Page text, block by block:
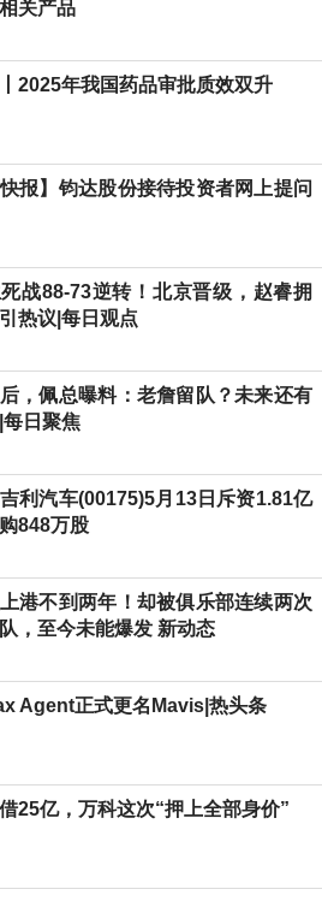
关产品
2025年我国药品审批质效双升
快报】钧达股份接待投资者网上提问
战88-73逆转！北京晋级，赵睿拥
热议|每日观点
，佩总曝料：老詹留队？未来还有
日聚焦
利汽车(00175)5月13日斥资1.81亿
848万股
港不到两年！却被俱乐部连续两次
，至今未能爆发 新动态
Agent正式更名Mavis|热头条
25亿，万科这次“押上全部身价”